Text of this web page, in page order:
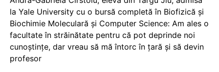
la Yale University cu o bursă completă în Biofizică și
Biochimie Moleculară și Computer Science: Am ales o
facultate în străinătate pentru că pot deprinde noi
cunoștințe, dar vreau să mă întorc în țară și să devin
profesor